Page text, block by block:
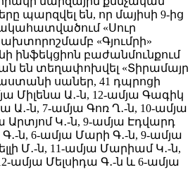
պարզվել են, որ մայիսի 9-ից
«Սուր
«Գյումրի»
ինֆեկցիոն բաժանմունքում
են տեղափոխվել «Տիրամայր
սաներ, 41 դպրոցի
Միլենա Ա․-ն, 12-ամյա Գագիկ
Ա․-ն, 7-ամյա Գոռ Ղ․-ն, 10-ամյա
Արտյոմ Կ․-ն, 9-ամյա Էդվարդ
Գ․-ն, 6-ամյա Մարի Գ․-ն, 9-ամյա
Մ․-ն, 11-ամյա Մարիամ Կ․-ն,
ամյա Մելսիդա Գ․-ն և 6-ամյա